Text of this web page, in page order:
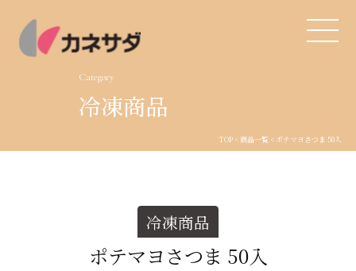
TOP
美味しい安心
商品・開発
Category
冷凍商品
TOP<商品一覧 < ポテマヨさつま 50入
冷凍商品
ポテマヨさつま 50入